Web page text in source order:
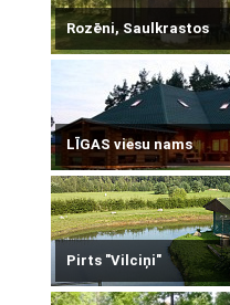
Rozēni, Saulkrastos
LĪGAS viesu nams
Pirts "Vilciņi"